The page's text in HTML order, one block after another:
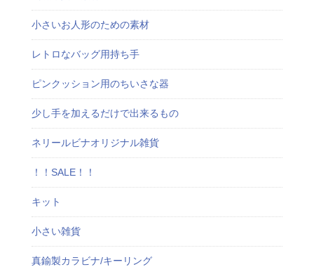
小さいお人形のための素材
レトロなバッグ用持ち手
ピンクッション用のちいさな器
少し手を加えるだけで出来るもの
ネリールビナオリジナル雑貨
！！SALE！！
キット
小さい雑貨
真鍮製カラビナ/キーリング